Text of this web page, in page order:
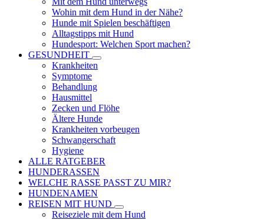
Wohin mit dem Hund in der Nähe?
Hunde mit Spielen beschäftigen
Alltagstipps mit Hund
Hundesport: Welchen Sport machen?
GESUNDHEIT
Krankheiten
Symptome
Behandlung
Hausmittel
Zecken und Flöhe
Ältere Hunde
Krankheiten vorbeugen
Schwangerschaft
Hygiene
ALLE RATGEBER
HUNDERASSEN
WELCHE RASSE PASST ZU MIR?
HUNDENAMEN
REISEN MIT HUND
Reiseziele mit dem Hund